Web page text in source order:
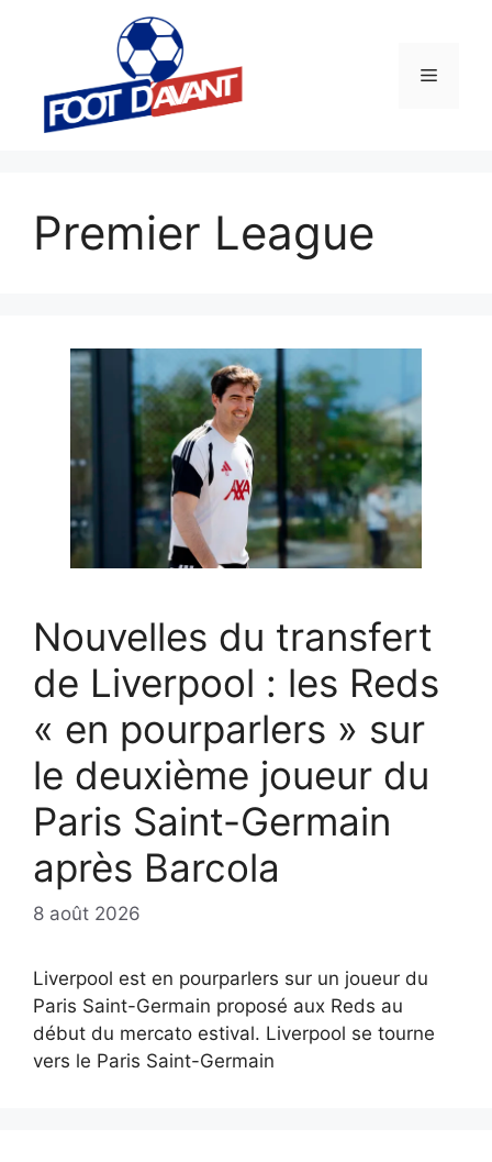
Menu
Premier League
Nouvelles du transfert
de Liverpool : les Reds
« en pourparlers » sur
le deuxième joueur du
Paris Saint-Germain
après Barcola
8 août 2026
Liverpool est en pourparlers sur un joueur du
Paris Saint-Germain proposé aux Reds au
début du mercato estival. Liverpool se tourne
vers le Paris Saint-Germain